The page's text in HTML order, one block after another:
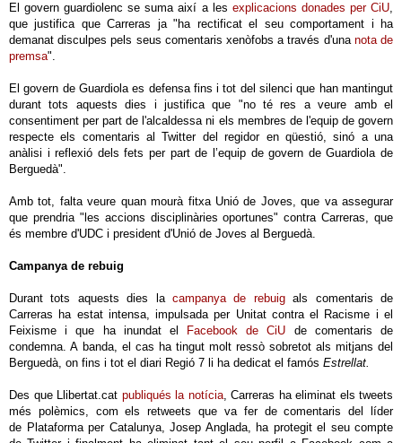
El govern guardiolenc se suma així a les explicacions donades per CiU,
que justifica que Carreras ja "ha rectificat el seu comportament i ha
demanat disculpes pels seus comentaris xenòfobs a través d'una nota de
premsa".
El govern de Guardiola es defensa fins i tot del silenci que han mantingut
durant tots aquests dies i justifica que "no té res a veure amb el
consentiment per part de l'alcaldessa ni els membres de l'equip de govern
respecte els comentaris al Twitter del regidor en qüestió, sinó a una
anàlisi i reflexió dels fets per part de l’equip de govern de Guardiola de
Berguedà".
Amb tot, falta veure quan mourà fitxa Unió de Joves, que va assegurar
que prendria "les accions disciplinàries oportunes" contra Carreras, que
és membre d'UDC i president d'Unió de Joves al Berguedà.
Campanya de rebuig
Durant tots aquests dies la campanya de rebuigals comentaris de
Carreras ha estat intensa, impulsada per Unitat contra el Racisme i el
Feixisme i que ha inundat el
Facebook de CiU de comentaris de
condemna. A banda, el cas ha tingut molt ressò sobretot als mitjans del
Berguedà, on fins i tot el diari Regió 7 li ha dedicat el famós Estrellat.
Des que Llibertat.cat publiqués la notícia, Carreras ha eliminat els tweets
més polèmics, com els retweets que va fer de comentaris del líder
de Plataforma per Catalunya, Josep Anglada, ha protegit el seu compte